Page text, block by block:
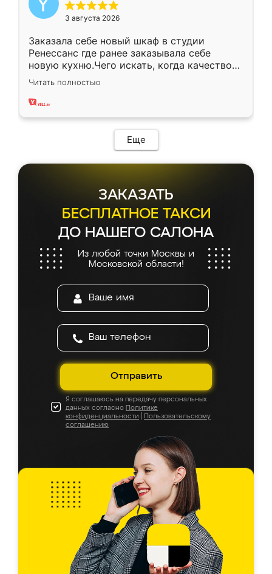
3 августа 2026
Заказала себе новый шкаф в студии
Ренессанс где ранее заказывала себе
новую кухню.Чего искать, когда качеством
вполне довольна. Служит кухня уже почти
два года, нареканий нет.
Читать полностью
Еще
ЗАКАЗАТЬ
БЕСПЛАТНОЕ ТАКСИ
ДО НАШЕГО САЛОНА
Из любой точки Москвы и
Московской области!
Отправить
Я соглашаюсь на передачу персональных
данных согласно Политике
конфиденциальности
Пользовательскому
соглашению